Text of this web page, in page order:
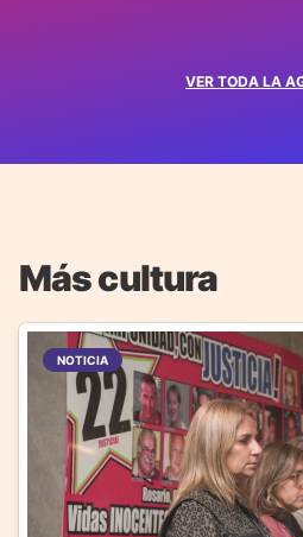
VER TODA LA
Más cultura
NOTICIA